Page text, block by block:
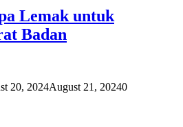
Lemak untuk
Badan
20, 2024August 21, 20240